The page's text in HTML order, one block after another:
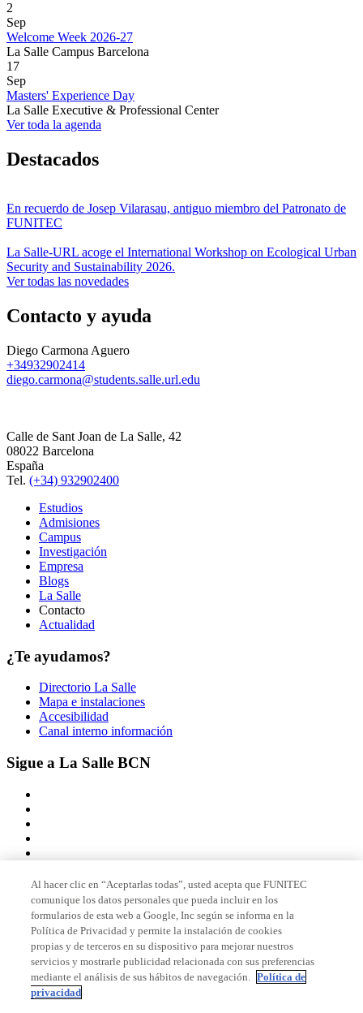
2
Sep
Welcome Week 2026-27
La Salle Campus Barcelona
17
Sep
Masters' Experience Day
La Salle Executive & Professional Center
Ver toda la agenda
Destacados
En recuerdo de Josep Vilarasau, antiguo miembro del Patronato de
FUNITEC
La Salle-URL acoge el International Workshop on Ecological Urban
Security and Sustainability 2026.
Ver todas las novedades
Contacto y ayuda
Diego Carmona Aguero
+34932902414
diego.carmona@students.salle.url.edu
Calle de Sant Joan de La Salle, 42
08022 Barcelona
España
Tel. (+34) 932902400
Estudios
Admisiones
Campus
Investigación
Empresa
Blogs
La Salle
Contacto
Actualidad
¿Te ayudamos?
Directorio La Salle
Mapa e instalaciones
Accesibilidad
Canal interno información
Sigue a La Salle BCN
Miembro de
Acreditaciones
Al hacer clic en “Aceptarlas todas”, usted acepta que FUNITEC
comunique los datos personales que pueda incluir en los
formularios de esta web a Google, Inc según se informa en la
Política de Privacidad y permite la instalación de cookies
propias y de terceros en su dispositivo para mejorar nuestros
servicios y mostrarle publicidad relacionada con sus preferencias
mediante el análisis de sus hábitos de navegación. Política de
privacidad